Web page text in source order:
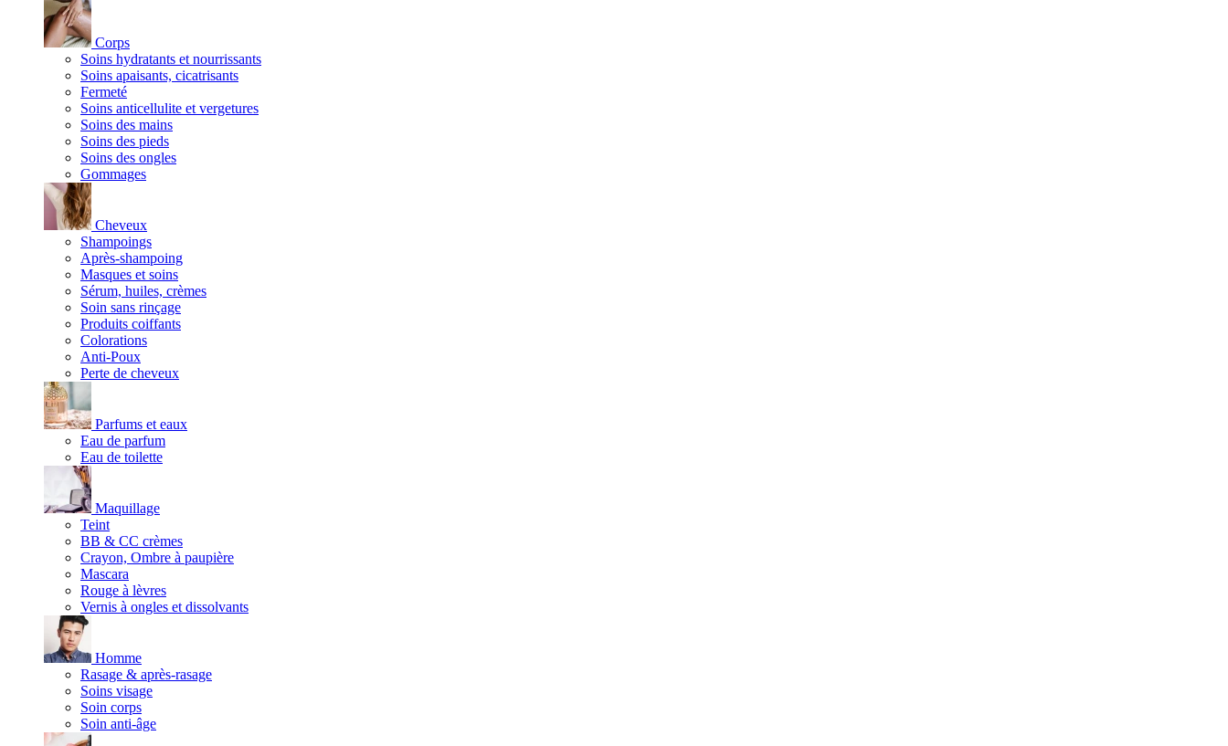
Corps
Soins hydratants et nourrissants
Soins apaisants, cicatrisants
Fermeté
Soins anticellulite et vergetures
Soins des mains
Soins des pieds
Soins des ongles
Gommages
Cheveux
Shampoings
Après-shampoing
Masques et soins
Sérum, huiles, crèmes
Soin sans rinçage
Produits coiffants
Colorations
Anti-Poux
Perte de cheveux
Parfums et eaux
Eau de parfum
Eau de toilette
Maquillage
Teint
BB & CC crèmes
Crayon, Ombre à paupière
Mascara
Rouge à lèvres
Vernis à ongles et dissolvants
Homme
Rasage & après-rasage
Soins visage
Soin corps
Soin anti-âge